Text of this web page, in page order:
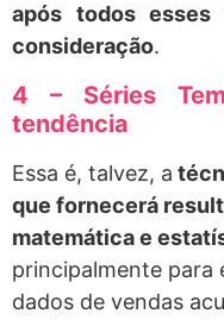
após todos esses
consideração.
4 – Séries
tendência
Essa é, talvez, a
que fornecerá
matemática e
principalmente para
dados de vendas